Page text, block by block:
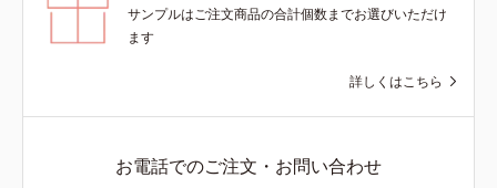
サンプルはご注文商品の合計個数までお選びいただけ
ます
詳しくはこちら
お電話でのご注文・お問い合わせ